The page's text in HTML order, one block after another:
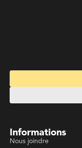
Informations
Nous joindre